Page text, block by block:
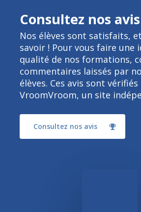
Consultez nos
Nos élèves sont satisfaits,
savoir ! Pour vous faire une
qualité de nos formations,
commentaires laissés par
élèves. Ces avis sont
VroomVroom, un site
Consultez nos avis